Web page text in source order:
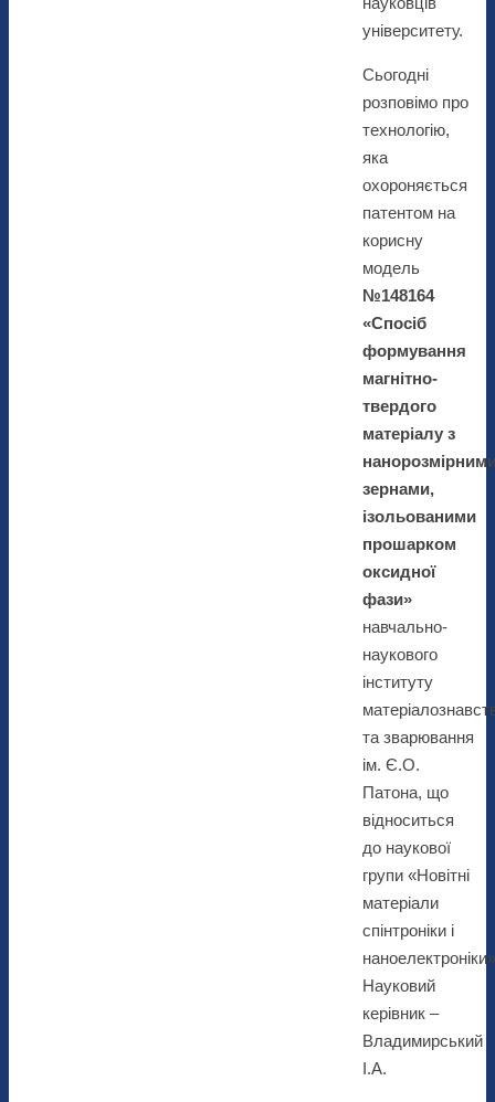
університету.
Сьогодні
розповімо про
технологію,
яка
охороняється
патентом на
корисну
модель
№148164
«Спосіб
формування
магнітно-
твердого
матеріалу з
зернами,
ізольованими
прошарком
оксидної
фази»
навчально-
наукового
інституту
та зварювання
ім. Є.О.
Патона, що
відноситься
до наукової
групи «Новітні
матеріали
спінтроніки і
Науковий
керівник –
Владимирський
І.А.